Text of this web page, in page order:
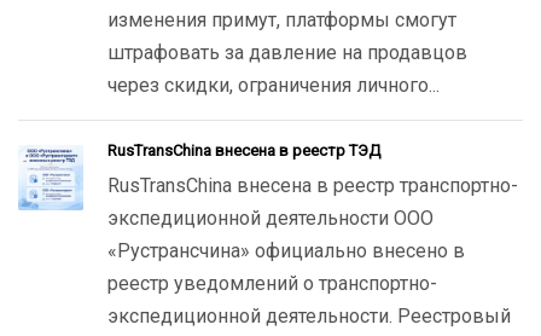
изменения примут, платформы смогут
штрафовать за давление на продавцов
через скидки, ограничения личного...
RusTransChina внесена в реестр ТЭД
RusTransChina внесена в реестр транспортно-
экспедиционной деятельности ООО
«Рустрансчина» официально внесено в
реестр уведомлений о транспортно-
экспедиционной деятельности. Реестровый